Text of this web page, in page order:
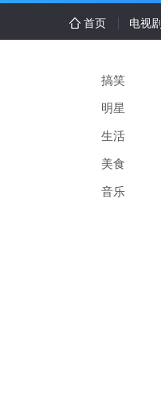
首页 电视剧
搞笑
明星
生活
美食
音乐